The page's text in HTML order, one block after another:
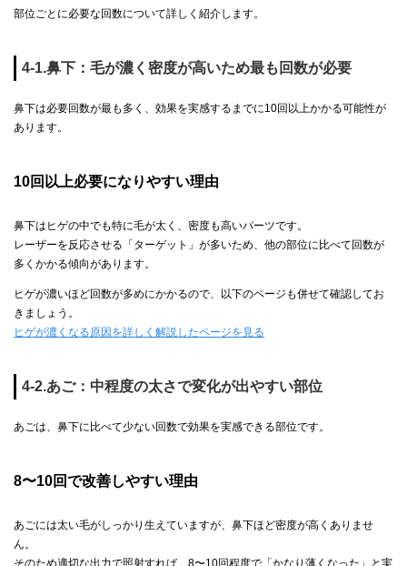
部位ごとに必要な回数について詳しく紹介します。
4-1.鼻下：毛が濃く密度が高いため最も回数が必要
鼻下は必要回数が最も多く、効果を実感するまでに10回以上かかる可能性が
あります。
10回以上必要になりやすい理由
鼻下はヒゲの中でも特に毛が太く、密度も高いパーツです。
レーザーを反応させる「ターゲット」が多いため、他の部位に比べて回数が
多くかかる傾向があります。
ヒゲが濃いほど回数が多めにかかるので、以下のページも併せて確認してお
きましょう。
ヒゲが濃くなる原因を詳しく解説したページを見る
4-2.あご：中程度の太さで変化が出やすい部位
あごは、鼻下に比べて少ない回数で効果を実感できる部位です。
8〜10回で改善しやすい理由
あごには太い毛がしっかり生えていますが、鼻下ほど密度が高くありませ
ん。
そのため適切な出力で照射すれば、8〜10回程度で「かなり薄くなった」と実